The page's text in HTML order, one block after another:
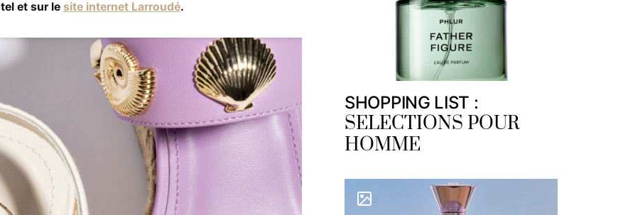
et sur le site internet Larroudé.
SHOPPING LIST :
SELECTIONS POUR
HOMME